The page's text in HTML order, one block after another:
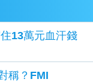
13萬元血汗錢
稱？FMI